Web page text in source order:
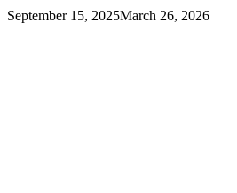
September 15, 2025March 26, 2026